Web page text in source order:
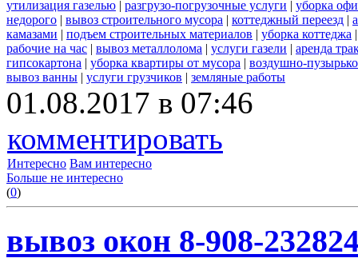
утилизация газелью | разгрузо-погрузочные услуги | уборка
недорого | вывоз строительного мусора | коттеджный переезд |
камазами | подъем строительных материалов | уборка коттеджа
рабочие на час | вывоз металлолома | услуги газели | аренда
гипсокартона | уборка квартиры от мусора | воздушно-
вывоз ванны | услуги грузчиков | земляные работы
01.08.2017 в 07:46
комментировать
Интересно Вам интересно
Больше не интересно
(0)
вывоз окон 8-908-